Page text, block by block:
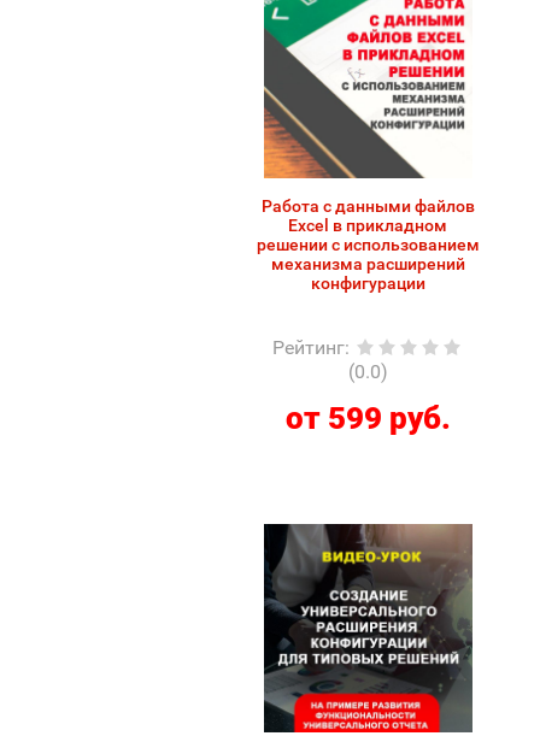
Работа с данными файлов
Excel в прикладном
решении с использованием
механизма расширений
конфигурации
Рейтинг:
(0.0)
от 599 руб.